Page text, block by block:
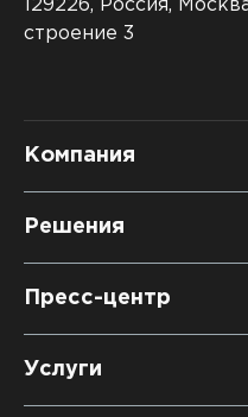
129226, Россия,
строение 3
Компания
О компании
Клиенты и проекты
Решения
DATAREON Platform
Пресс-центр
Новости
Услуги